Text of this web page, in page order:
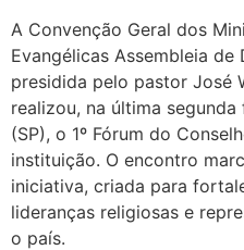
A Convenção Geral dos
Evangélicas Assembleia de
presidida pelo pastor José
realizou, na última
(SP), o 1º Fórum do
instituição. O encontro
iniciativa, criada para
lideranças religiosas e
o país.